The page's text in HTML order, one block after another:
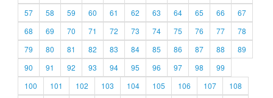
57
58 59 60 61 62 63 64 65 66
67
68
69 70 71 72 73 74 75 76 77
78
79
80 81 82 83 84 85 86 87 88
89
90
91 92 93 94 95 96 97 98
99
100
101 102 103 104 105 106 107
108